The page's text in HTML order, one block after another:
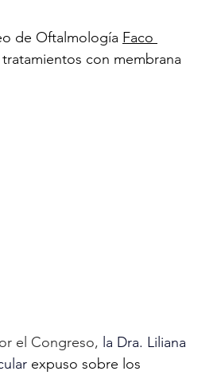
de Oftalmología Faco
con membrana
el Congreso, la Dra. Liliana
expuso sobre los